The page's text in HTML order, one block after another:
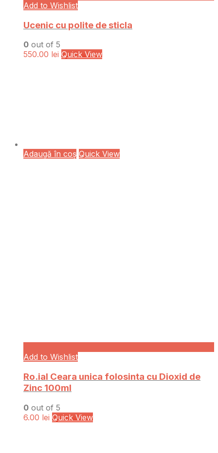
Add to Wishlist
Ucenic cu polite de sticla
0 out of 5
550.00 lei Quick View
Adaugă în coș Quick View
Add to Wishlist
Ro.ial Ceara unica folosinta cu Dioxid de
Zinc 100ml
0 out of 5
6.00 lei Quick View